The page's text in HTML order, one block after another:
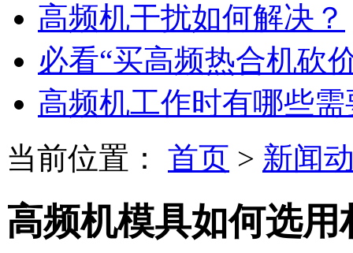
高频机干扰如何解决？
必看“买高频热合机砍
高频机工作时有哪些
当前位置：
首页 > 新闻
高频机模具如何选用